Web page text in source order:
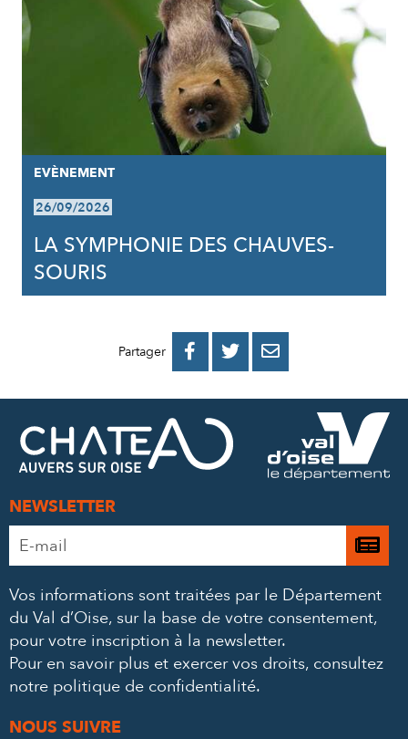
EVÈNEMENT
26/09/2026
LA SYMPHONIE DES CHAUVES-
SOURIS
Partager 
PARTAGER
FACEBOOK
PARTAGER
PARTAGER
MAIL
NEWSLETTER
Adresse
e-
*
Je
à
Vos informations sont traitées par le Département
du Val d’Oise, sur la base de votre consentement,
pour votre inscription à la newsletter.
Pour en savoir plus et exercer vos droits, consultez
notre politique de confidentialité.
NOUS SUIVRE